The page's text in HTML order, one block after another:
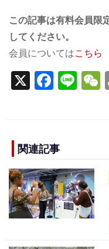
この記事は有料会員限
してください。
会員についてはこちら
X F
e
b
o
o
k
Li
関連記事